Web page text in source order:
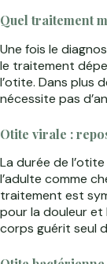
Quel traitement
Une fois le
le traitement
l’otite. Dans plus
nécessite pas
Otite virale :
La durée de
l’adulte comme
traitement est
pour la douleur et
corps guérit seul